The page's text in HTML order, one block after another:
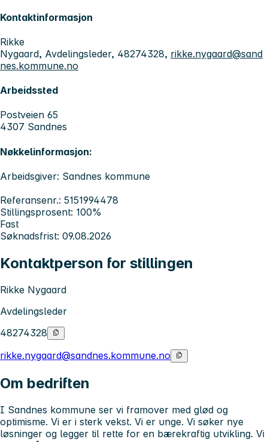
Kontaktinformasjon
Rikke
Nygaard, Avdelingsleder, 48274328, rikke.nygaard@sand
nes.kommune.no
Arbeidssted
Postveien 65
4307 Sandnes
Nøkkelinformasjon:
Arbeidsgiver: Sandnes kommune
Referansenr.: 5151994478
Stillingsprosent: 100%
Fast
Søknadsfrist: 09.08.2026
Kontaktperson for stillingen
Rikke Nygaard
Avdelingsleder
48274328
rikke.nygaard@sandnes.kommune.no
Om bedriften
I Sandnes kommune ser vi framover med glød og
optimisme. Vi er i sterk vekst. Vi er unge. Vi søker nye
løsninger og legger til rette for en bærekraftig utvikling. Vi